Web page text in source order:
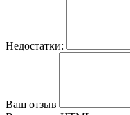
Недостатки:
Ваш отзыв